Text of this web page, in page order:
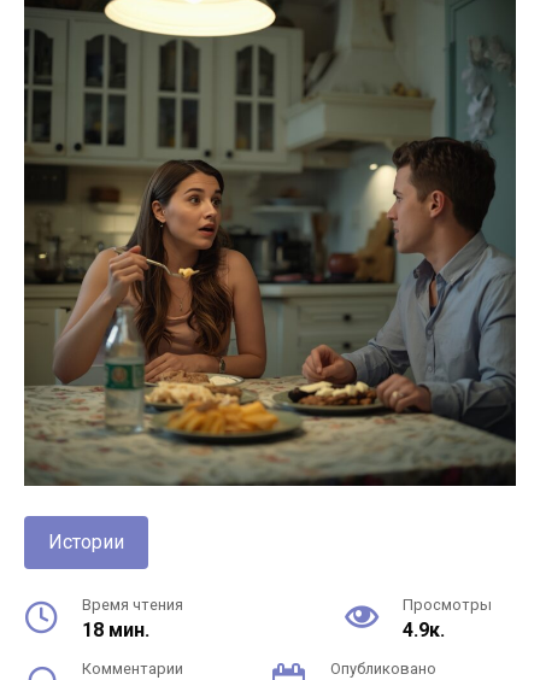
Истории
Время чтения
18 мин.
Просмотры
4.9к.
Комментарии Опубликовано